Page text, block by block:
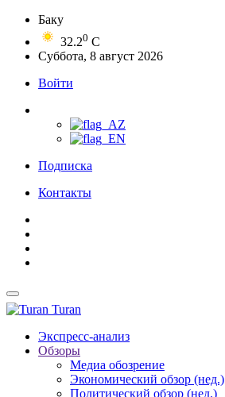
Баку
32.20 C
Суббота, 8 август 2026
Войти
Подписка
Контакты
Turan
Экспресс-анализ
Обзоры
Медиа обозрение
Экономический обзор (нед.)
Политический обзор (нед.)